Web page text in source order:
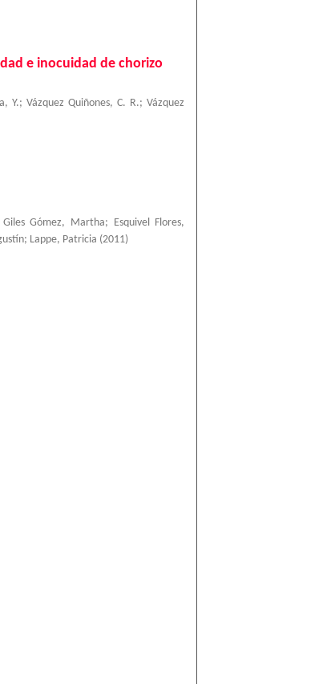
e inocuidad de chorizo
Y.;Vázquez Quiñones, C. R.;Vázquez
Giles Gómez, Martha;
Esquivel Flores,
; Lappe, Patricia (2011)